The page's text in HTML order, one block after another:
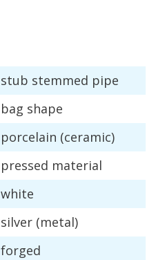
stub stemmed pipe
bag shape
porcelain (ceramic)
pressed material
white
silver (metal)
forged